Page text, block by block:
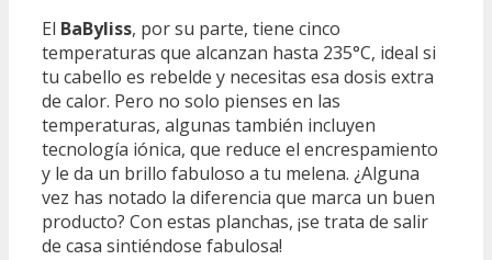
El BaByliss, por su parte, tiene cinco
temperaturas que alcanzan hasta 235°C, ideal si
tu cabello es rebelde y necesitas esa dosis extra
de calor. Pero no solo pienses en las
temperaturas, algunas también incluyen
tecnología iónica, que reduce el encrespamiento
y le da un brillo fabuloso a tu melena. ¿Alguna
vez has notado la diferencia que marca un buen
producto? Con estas planchas, ¡se trata de salir
de casa sintiéndose fabulosa!